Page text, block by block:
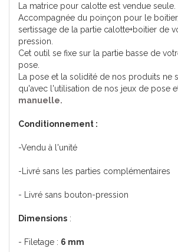
La matrice pour calotte est vendue seule.
Accompagnée du poinçon pour le
sertissage de la partie calotte+boitier de
pression.
Cet outil se fixe sur la partie basse de
pose.
La pose et la solidité de nos produits ne
qu'avec l'utilisation de nos jeux de pose
manuelle.
Conditionnement :
-Vendu à l'unité
-Livré sans les parties complémentaires
- Livré sans bouton-pression
Dimensions :
- Filetage : 6 mm